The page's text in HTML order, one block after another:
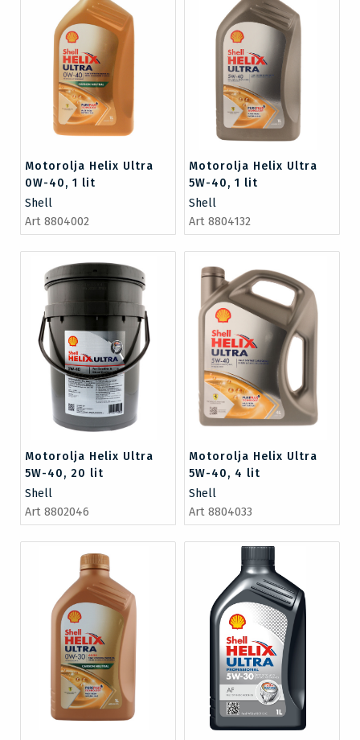
Motorolja Helix Ultra
0W-40, 1 lit
Shell
Art 8804002
Motorolja Helix Ultra
5W-40, 1 lit
Shell
Art 8804132
Motorolja Helix Ultra
5W-40, 20 lit
Shell
Art 8802046
Motorolja Helix Ultra
5W-40, 4 lit
Shell
Art 8804033